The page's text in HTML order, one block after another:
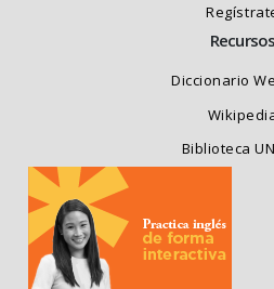
Recursos
Diccionario
Biblioteca